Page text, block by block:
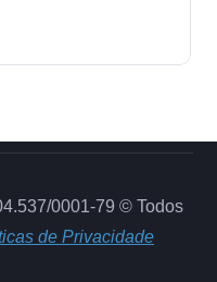
0001-79 © Todos
de Privacidade